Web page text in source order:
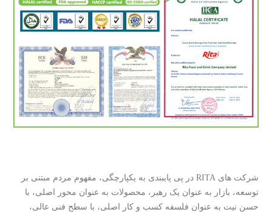
شرکت های RITA در پی پایبندی به یکپارچگی، مفهوم مردم مبتنی بر
توسعه، بازار به عنوان یک رهبر، محصولات به عنوان محور اصلی، با
حسن نیت به عنوان فلسفه کسب و کار اصلی، با سطح فنی عالی،